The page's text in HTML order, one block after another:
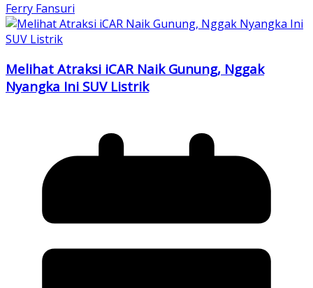
Ferry Fansuri
Melihat Atraksi iCAR Naik Gunung, Nggak
Nyangka Ini SUV Listrik